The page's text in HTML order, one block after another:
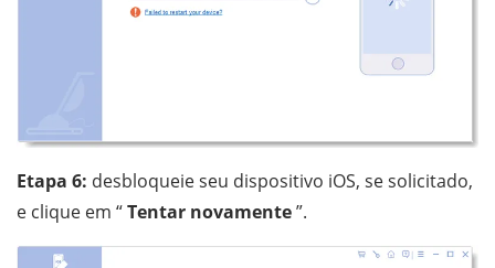
Etapa 6: desbloqueie seu dispositivo iOS, se solicitado,
e clique em “Tentar novamente”.